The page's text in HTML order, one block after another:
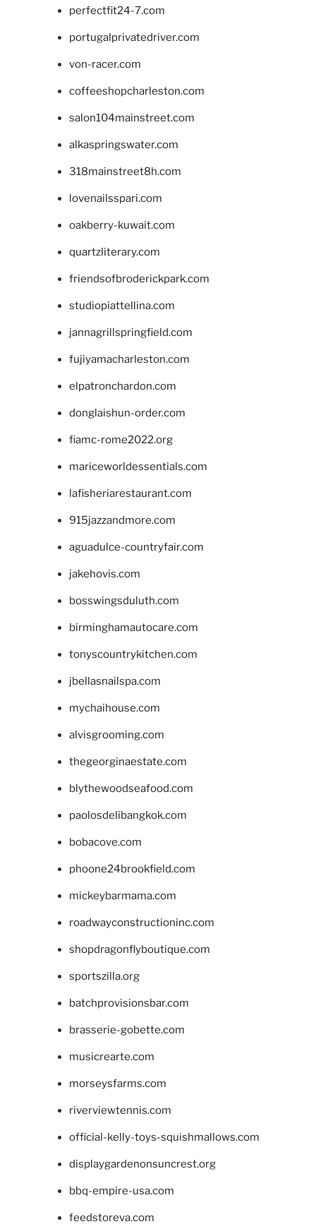
perfectfit24-7.com
portugalprivatedriver.com
von-racer.com
coffeeshopcharleston.com
salon104mainstreet.com
alkaspringswater.com
318mainstreet8h.com
lovenailsspari.com
oakberry-kuwait.com
quartzliterary.com
friendsofbroderickpark.com
studiopiattellina.com
jannagrillspringfield.com
fujiyamacharleston.com
elpatronchardon.com
donglaishun-order.com
fiamc-rome2022.org
mariceworldessentials.com
lafisheriarestaurant.com
915jazzandmore.com
aguadulce-countryfair.com
jakehovis.com
bosswingsduluth.com
birminghamautocare.com
tonyscountrykitchen.com
jbellasnailspa.com
mychaihouse.com
alvisgrooming.com
thegeorginaestate.com
blythewoodseafood.com
paolosdelibangkok.com
bobacove.com
phoone24brookfield.com
mickeybarmama.com
roadwayconstructioninc.com
shopdragonflyboutique.com
sportszilla.org
batchprovisionsbar.com
brasserie-gobette.com
musicrearte.com
morseysfarms.com
riverviewtennis.com
official-kelly-toys-squishmallows.com
displaygardenonsuncrest.org
bbq-empire-usa.com
feedstoreva.com